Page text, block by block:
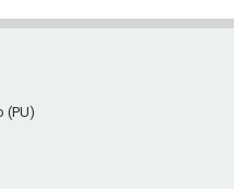
(PU)